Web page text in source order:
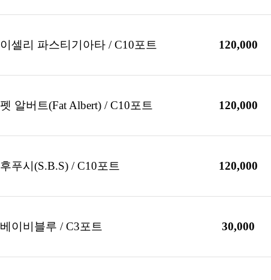
이셀리 파스티기아타 / C10포트 120,000
펫 알버트(Fat Albert) / C10포트 120,000
후푸시(S.B.S) / C10포트 120,000
베이비블루 / C3포트 30,000